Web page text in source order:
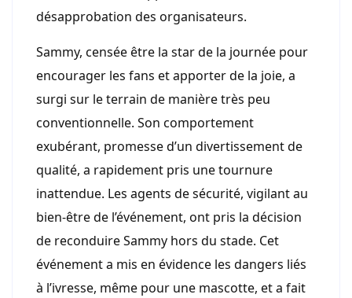
désapprobation des organisateurs.
Sammy, censée être la star de la journée pour
encourager les fans et apporter de la joie, a
surgi sur le terrain de manière très peu
conventionnelle. Son comportement
exubérant, promesse d’un divertissement de
qualité, a rapidement pris une tournure
inattendue. Les agents de sécurité, vigilant au
bien-être de l’événement, ont pris la décision
de reconduire Sammy hors du stade. Cet
événement a mis en évidence les dangers liés
à l’ivresse, même pour une mascotte, et a fait